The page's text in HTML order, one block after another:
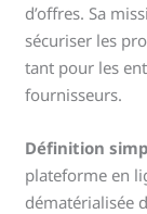
d’offres. Sa
sécuriser les
tant pour les
fournisseurs.
Définition
plateforme en
dématérialisée